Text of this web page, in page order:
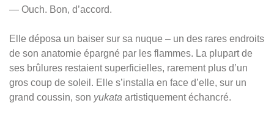
— Ouch. Bon, d’accord.
Elle déposa un baiser sur sa nuque – un des rares endroits
de son anatomie épargné par les flammes. La plupart de
ses brûlures restaient superficielles, rarement plus d’un
gros coup de soleil. Elle s’installa en face d’elle, sur un
grand coussin, son yukata artistiquement échancré.